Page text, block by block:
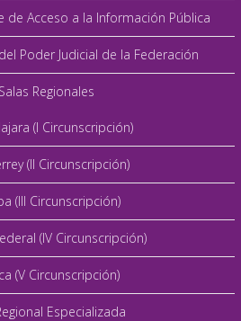
de Acceso a la Información Pública
Poder Judicial de la Federación
Salas Regionales
(I Circunscripción)
(II Circunscripción)
(III Circunscripción)
(IV Circunscripción)
(V Circunscripción)
Especializada